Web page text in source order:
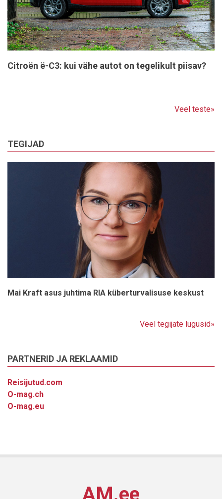
Citroën ë-C3: kui vähe autot on tegelikult piisav?
Veel teste»
TEGIJAD
Mai Kraft asus juhtima RIA küberturvalisuse keskust
Veel tegijate lugusid»
PARTNERID JA REKLAAMID
Reisijutud.com
O-mag.ch
O-mag.eu
AM.ee